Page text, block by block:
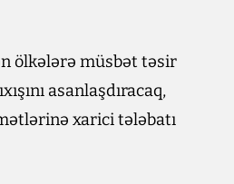
ölkələrə müsbət təsir
asanlaşdıracaq,
xarici tələbatı